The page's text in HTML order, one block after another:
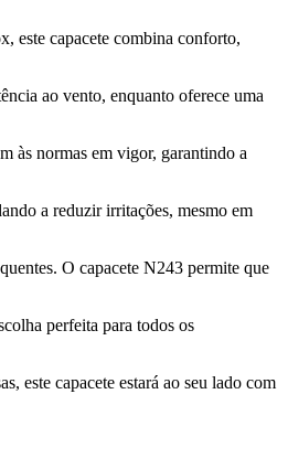
este capacete combina conforto,
ao vento, enquanto oferece uma
às normas em vigor, garantindo a
a reduzir irritações, mesmo em
O capacete N243 permite que
perfeita para todos os
este capacete estará ao seu lado com